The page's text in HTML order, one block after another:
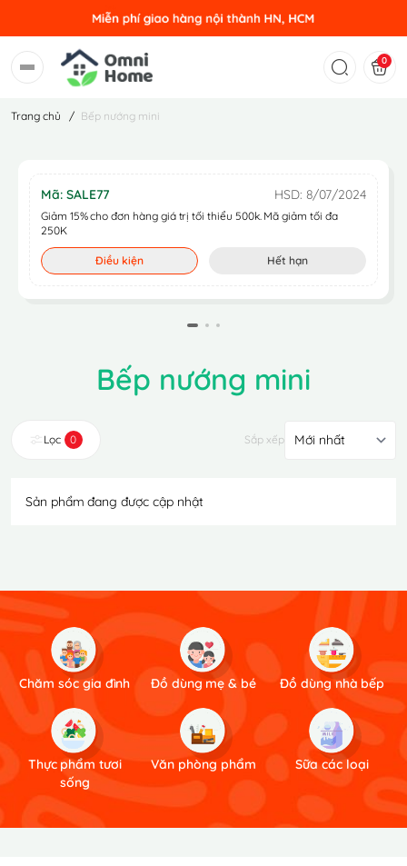
0
Trang chủ / Bếp nướng mini
Mã: SALE77 HSD: 8/07/2024
Giảm 15% cho đơn hàng giá trị tối thiểu 500k. Mã giảm tối đa
250K
Điều kiện Hết hạn
Bếp nướng mini
Lọc 0 Sắp xếp
Sản phẩm đang được cập nhật
Chăm sóc gia đình Đồ dùng mẹ & bé Đồ dùng nhà bếp
Thực phẩm tươi
sống
Văn phòng phẩm Sữa các loại